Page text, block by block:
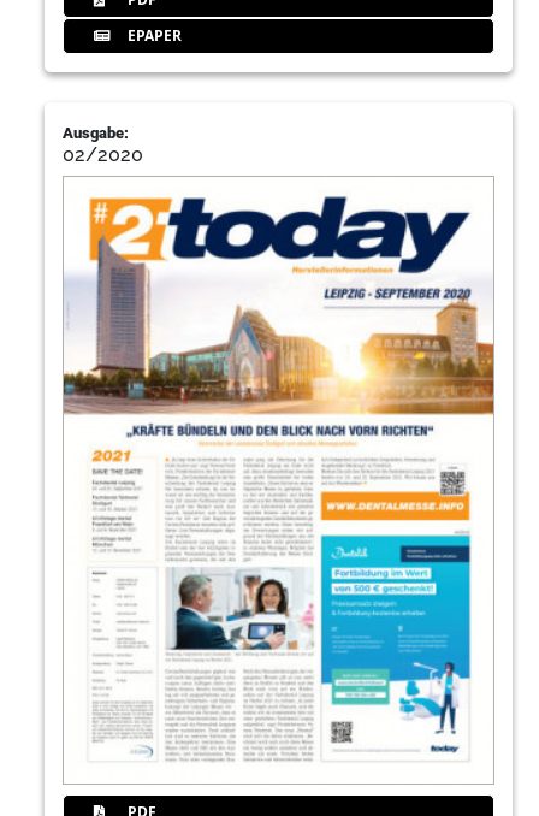
EPAPER
Ausgabe:
02/2020
PDF